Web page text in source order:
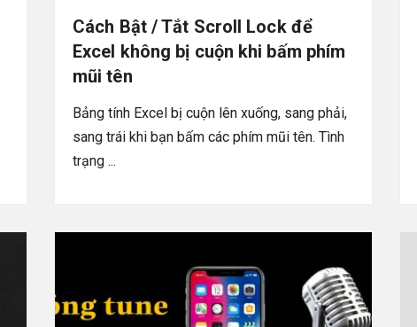
Cách Bật / Tắt Scroll Lock để
Excel không bị cuộn khi bấm phím
mũi tên
Bảng tính Excel bị cuộn lên xuống, sang phải,
sang trái khi bạn bấm các phím mũi tên. Tình
trạng ...